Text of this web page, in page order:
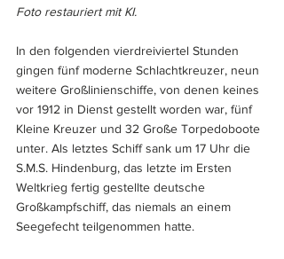
Foto restauriert mit KI.
In den folgenden vierdreiviertel Stunden
gingen fünf moderne Schlachtkreuzer, neun
weitere Großlinienschiffe, von denen keines
vor 1912 in Dienst gestellt worden war, fünf
Kleine Kreuzer und 32 Große Torpedoboote
unter. Als letztes Schiff sank um 17 Uhr die
S.M.S. Hindenburg, das letzte im Ersten
Weltkrieg fertig gestellte deutsche
Großkampfschiff, das niemals an einem
Seegefecht teilgenommen hatte.